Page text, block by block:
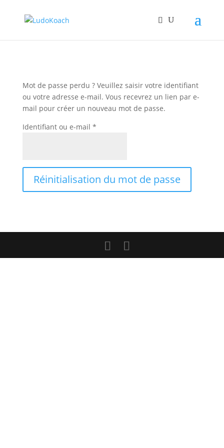
Mot de passe perdu ? Veuillez saisir votre identifiant
ou votre adresse e-mail. Vous recevrez un lien par e-
mail pour créer un nouveau mot de passe.
Identifiant ou e-mail *Obligatoire
Réinitialisation du mot de passe